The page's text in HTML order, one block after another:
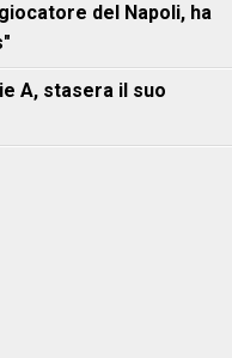
del Napoli, ha
A, stasera il suo